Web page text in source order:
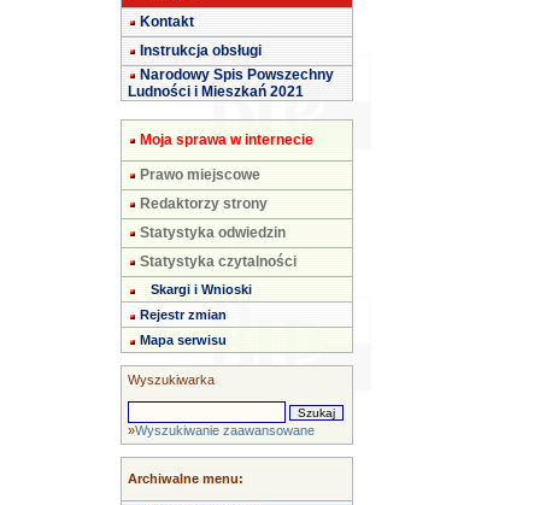
Kontakt
Instrukcja obsługi
Narodowy Spis Powszechny
Ludności i Mieszkań 2021
Moja sprawa w internecie
Prawo miejscowe
Redaktorzy strony
Statystyka odwiedzin
Statystyka czytalności
Skargi i Wnioski
Rejestr zmian
Mapa serwisu
Wyszukiwarka
»Wyszukiwanie zaawansowane
Archiwalne menu: